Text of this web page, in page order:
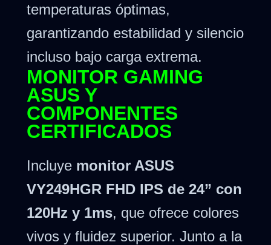
temperaturas óptimas,
garantizando estabilidad y silencio
incluso bajo carga extrema.
MONITOR GAMING
ASUS Y
COMPONENTES
CERTIFICADOS
Incluye monitor ASUS
VY249HGR FHD IPS de 24” con
120Hz y 1ms, que ofrece colores
vivos y fluidez superior. Junto a la